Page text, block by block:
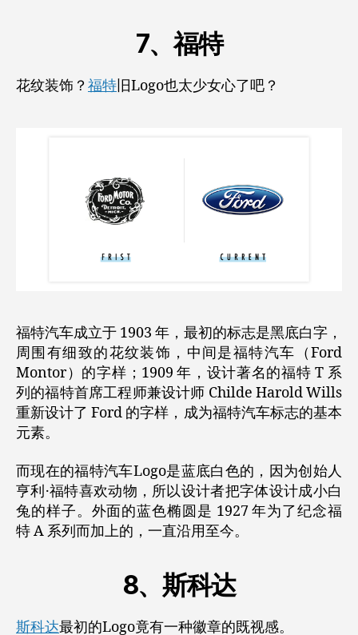
7、福特
花纹装饰？ 福特 旧Logo也太少女心了吧？
福特汽车成立于 1903 年，最初的标志是黑底白字，
周围有细致的花纹装饰，中间是福特汽车（Ford
Montor）的字样；1909 年，设计著名的福特 T 系
列的福特首席工程师兼设计师 Childe Harold Wills
重新设计了 Ford 的字样，成为福特汽车标志的基本
元素。
而现在的福特汽车Logo是蓝底白色的，因为创始人
亨利·福特喜欢动物，所以设计者把字体设计成小白
兔的样子。外面的蓝色椭圆是 1927 年为了纪念福
特 A 系列而加上的，一直沿用至今。
8、斯科达
斯科达最初的Logo竟有一种徽章的既视感。